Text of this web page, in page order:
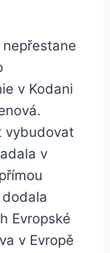
v Kodani
vybudovat
v
Evropské
v Evropě